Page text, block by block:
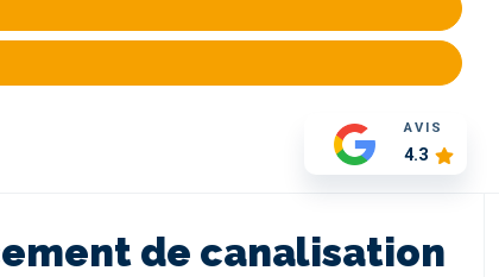
AVIS
4.3
de canalisation